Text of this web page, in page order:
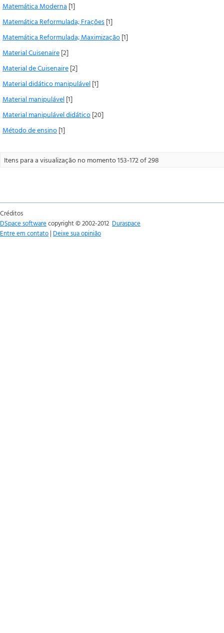
Matemática Moderna [1]
Matemática Reformulada; Frações[1]
Matemática Reformulada; Maximização[1]
Material Cuisenaire[2]
Material de Cuisenaire[2]
Material didático manipulável[1]
Material manipulável[1]
Material manipulável didático[20]
Método de ensino[1]
Itens para a visualização no momento 153-172 of 298
Créditos
DSpace softwarecopyright © 2002-2012 Duraspace
Entre em contato | Deixe sua opinião